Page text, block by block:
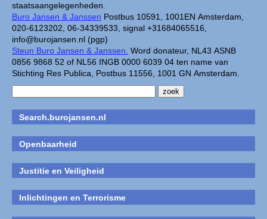
staatsaangelegenheden.
Buro Jansen & Janssen Postbus 10591, 1001EN Amsterdam,
020-6123202, 06-34339533, signal +31684065516,
info@burojansen.nl (pgp)
Steun Buro Jansen & Janssen. Word donateur, NL43 ASNB
0856 9868 52 of NL56 INGB 0000 6039 04 ten name van
Stichting Res Publica, Postbus 11556, 1001 GN Amsterdam.
Search.burojansen.nl
Openbaarheid
Justitie en Veiligheid
Inlichtingen en Terrorisme